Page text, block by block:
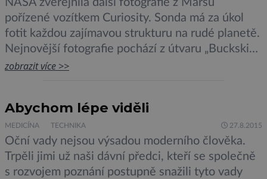
NASA zveřejnila další fotografie z Marsu
pořízené vozítkem Curiosity. Sonda má za úkol
fotit každou zajímavou strukturu na rudé planetě.
Nejnovější fotografie pochází z útvaru „Buckskin“,
již sedmého kamenného útvaru, který sonda
pořízeny, jsou totiž foceny z podhledu. Sonda je
vytvořila stejně jako pozemšťané, v jedné […]
zobrazit více >>
Abychom lépe viděli
MEDICÍNA TECHNIKA 27.8.2015
Oční vady nejsou výsadou moderního člověka.
Trpěli jimi už naši dávní předci, kteří se společně
s rozvojem poznání postupně snažili tyto vady